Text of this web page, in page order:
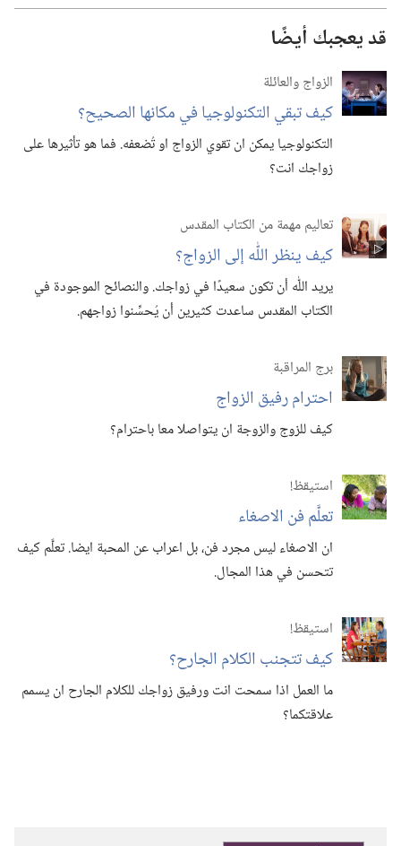
قد يعجبك أيضًا
الزواج والعائلة
كيف تبقي التكنولوجيا في مكانها الصحيح؟‏
التكنولوجيا يمكن ان تقوي الزواج او تُضعفه.‏ فما هو تأثيرها على
زواجك انت؟‏
تعاليم مهمة من الكتاب المقدس
كيف ينظر اللّٰه إلى الزواج؟‏
يريد اللّٰه أن تكون سعيدًا في زواجك.‏ والنصائح الموجودة في
الكتاب المقدس ساعدت كثيرين أن يُحسِّنوا زواجهم.‏
برج المراقبة
احترام رفيق الزواج
كيف للزوج والزوجة ان يتواصلا معا باحترام؟‏
استيقظ‏!‏
تعلَّم فن الاصغاء
ان الاصغاء ليس مجرد فن،‏ بل اعراب عن المحبة ايضا.‏ تعلَّم كيف
تتحسن في هذا المجال.‏
استيقظ‏!‏
كيف تتجنب الكلام الجارح؟‏
ما العمل اذا سمحت انت ورفيق زواجك للكلام الجارح ان يسمم
علاقتكما؟‏